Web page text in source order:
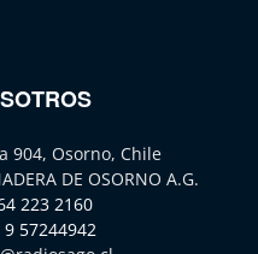
904, Osorno, Chile
DE OSORNO A.G.
223 2160
9 57244942